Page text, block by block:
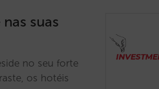
suas
no seu forte
os hotéis